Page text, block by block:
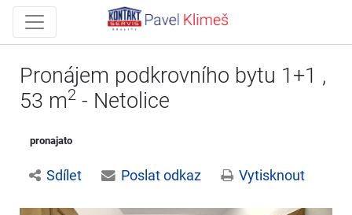
Pronájem podkrovního bytu 1+1 ,
53 m2 - Netolice
pronajato
Sdílet Poslat odkaz Vytisknout